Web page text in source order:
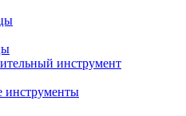
инструмент
инструменты